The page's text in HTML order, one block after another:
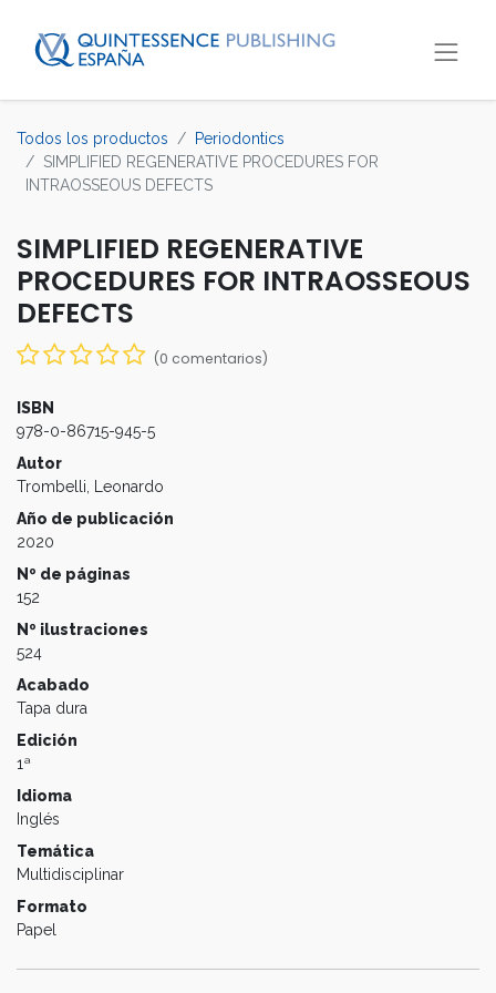
Todos los productos
Periodontics
SIMPLIFIED REGENERATIVE PROCEDURES FOR
INTRAOSSEOUS DEFECTS
SIMPLIFIED REGENERATIVE
PROCEDURES FOR INTRAOSSEOUS
DEFECTS
(0 comentarios)
ISBN
978-0-86715-945-5
Autor
Trombelli, Leonardo
Año de publicación
2020
Nº de páginas
152
Nº ilustraciones
524
Acabado
Tapa dura
Edición
1ª
Idioma
Inglés
Temática
Multidisciplinar
Formato
Papel